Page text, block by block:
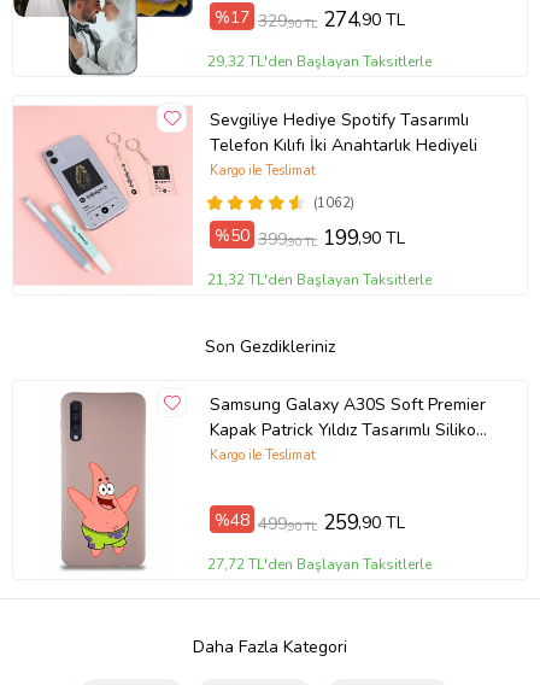
%17 329,90 TL 274,90 TL
29,32 TL'den Başlayan Taksitlerle
Sevgiliye Hediye Spotify Tasarımlı
Telefon Kılıfı İki Anahtarlık Hediyeli
(1062)
Kargo ile Teslimat
%50 399,90 TL 199,90 TL
21,32 TL'den Başlayan Taksitlerle
Son Gezdikleriniz
Samsung Galaxy A30S Soft Premier
Kapak Patrick Yıldız Tasarımlı Silikon
Kılıf - Pudra (Şeffaf)
Kargo ile Teslimat
%48 499,90 TL 259,90 TL
27,72 TL'den Başlayan Taksitlerle
Daha Fazla Kategori